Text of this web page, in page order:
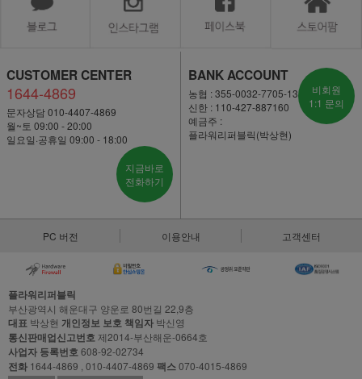
CUSTOMER CENTER
1644-4869
문자상담 010-4407-4869
월~토 09:00 - 20:00
일요일·공휴일 09:00 - 18:00
지금바로
전화하기
BANK ACCOUNT
농협 : 355-0032-7705-13
신한 : 110-427-887160
예금주 :
플라워리퍼블릭(박상현)
비회원
1:1 문의
PC 버전 이용안내 고객센터
플라워리퍼블릭
부산광역시 해운대구 양운로 80번길 22,9층
대표 박상현 개인정보 보호 책임자 박신영
통신판매업신고번호제2014-부산해운-0664호
사업자 등록번호608-92-02734
전화 1644-4869 , 010-4407-4869 팩스070-4015-4869